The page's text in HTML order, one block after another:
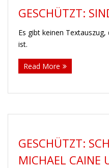
GESCHÜTZT:
Es gibt keinen
ist.
Read More
GESCHÜTZT:
MICHAEL CAINE